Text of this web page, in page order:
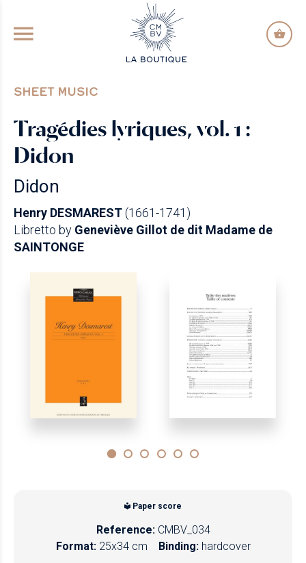
GO TO PRINCIPAL CONTENT
SHEET MUSIC
Tragédies lyriques, vol. 1 :
Didon
Didon
Henry DESMAREST(1661-1741)
Libretto by Geneviève Gillot de dit Madame de
SAINTONGE
Paper score
Reference: CMBV_034
Format: 25x34 cm Binding: hardcover